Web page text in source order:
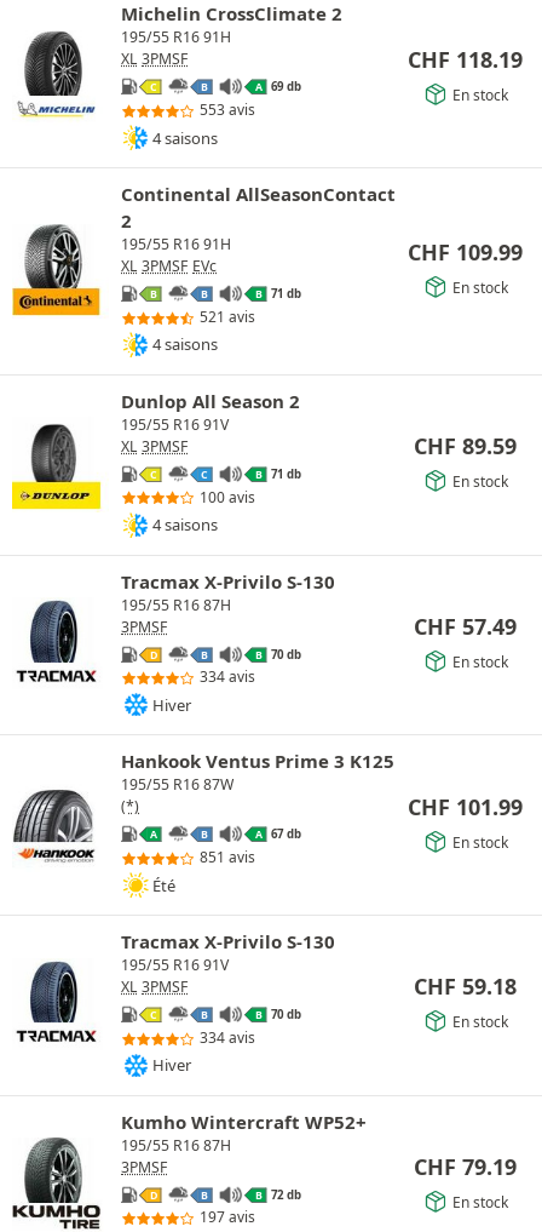
Michelin CrossClimate 2
195/55 R16 91H
XL 3PMSF
C B A 69 db
553 avis
4 saisons
CHF 118.19
En stock
Continental AllSeasonContact
2
195/55 R16 91H
XL 3PMSF EVc
B B B 71 db
521 avis
4 saisons
CHF 109.99
En stock
Dunlop All Season 2
195/55 R16 91V
XL 3PMSF
C C B 71 db
100 avis
4 saisons
CHF 89.59
En stock
Tracmax X-Privilo S-130
195/55 R16 87H
3PMSF
D B B 70 db
334 avis
Hiver
CHF 57.49
En stock
Hankook Ventus Prime 3 K125
195/55 R16 87W
(*)
A B A 67 db
851 avis
Été
CHF 101.99
En stock
Tracmax X-Privilo S-130
195/55 R16 91V
XL 3PMSF
C B B 70 db
334 avis
Hiver
CHF 59.18
En stock
Kumho Wintercraft WP52+
195/55 R16 87H
3PMSF
D B B 72 db
197 avis
CHF 79.19
En stock